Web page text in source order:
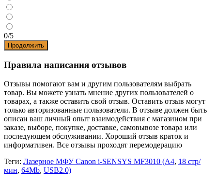
0/5
Продолжить
Правила написания отзывов
Отзывы помогают вам и другим пользователям выбрать
товар. Вы можете узнать мнение других пользователей о
товарах, а также оставить свой отзыв. Оставить отзыв могут
только авторизованные пользователи. В отзыве должен быть
описан ваш личный опыт взаимодействия с магазином при
заказе, выборе, покупке, доставке, самовывозе товара или
последующем обслуживании. Хороший отзыв краток и
информативен. Все отзывы проходят перемодерацию
Теги: Лазерное МФУ Canon i-SENSYS MF3010 (A4, 18 стр/
мин, 64Mb, USB2.0)